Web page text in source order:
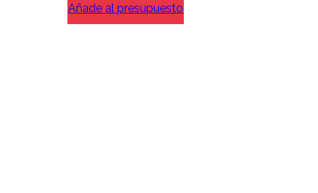
Añade al presupuesto